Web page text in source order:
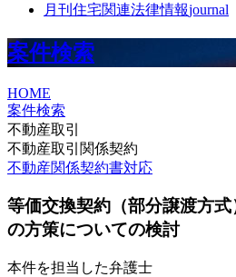
月刊住宅関連法律情報journal
案件検索
HOME
案件検索
不動産取引
不動産取引関係契約
不動産関係契約書対応
等価交換契約（部分譲渡方
の方策についての検討
本件を担当した弁護士